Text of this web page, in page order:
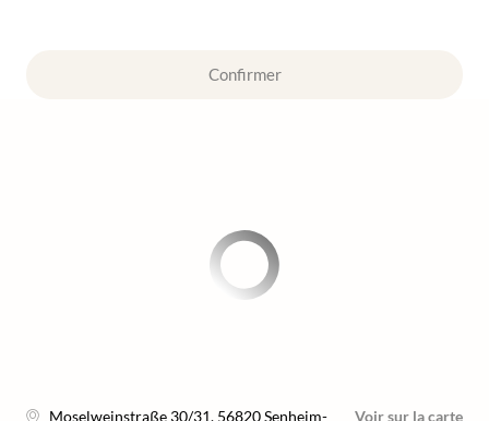
Confirmer
Moselweinstraße 30/31, 56820Senheim-
Voir sur la carte